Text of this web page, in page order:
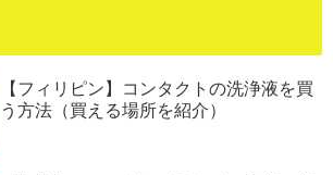
【フィリピン】コンタクトの洗浄液を買
う方法（買える場所を紹介）